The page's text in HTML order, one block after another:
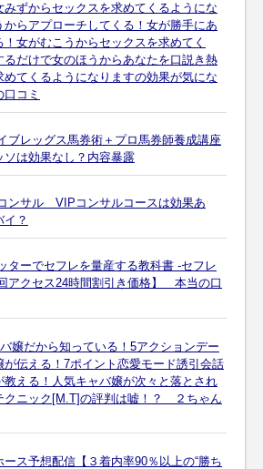
みずからセックスを求めてくるようにな
からアプローチしてくる！女が勝手にあ
女がむこうからセックスを求めてく
るだけで女のほうからあなたを口説き熱
めてくるようになりますの効果が気にな
コミ
ブレッグス馬券術＋プロ馬券師養成講座
ソは効果なし？内容暴露
ンサル VIPコンサルコースは効果あ
イ？
ターでセフレを量産する教科書 -セフレ
アクセス24時間割引き価格】 本当の口
嬢だから知っている！5アクションデー
が伝える！7ポイント恋愛モード誘引会話
教える！人気キャバ嬢が次々と落とされ
クニック[M.T]の評判は嘘！？ ２ちゃん
ース予想配信【３着内率90％以上の“勝ち